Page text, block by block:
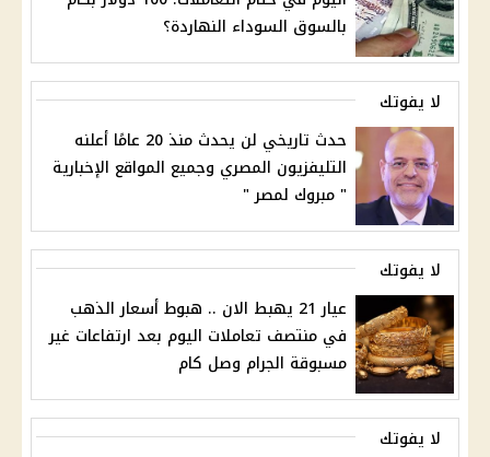
بالسوق السوداء النهاردة؟
لا يفوتك
حدث تاريخي لن يحدث منذ 20 عامًا أعلنه
التليفزيون المصري وجميع المواقع الإخبارية
" مبروك لمصر "
لا يفوتك
عيار 21 يهبط الان .. هبوط أسعار الذهب
في منتصف تعاملات اليوم بعد ارتفاعات غير
مسبوقة الجرام وصل كام
لا يفوتك